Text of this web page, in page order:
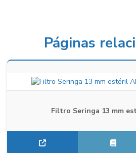
Páginas
Filtro Seringa 13 mm